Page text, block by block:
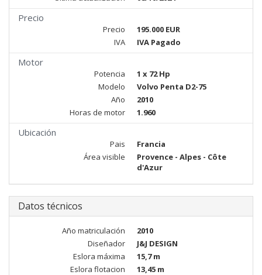
Precio
Precio
195.000 EUR
IVA
IVA Pagado
Motor
Potencia
1 x 72 Hp
Modelo
Volvo Penta D2-75
Año
2010
Horas de motor
1.960
Ubicación
Pais
Francia
Área visible
Provence - Alpes - Côte
d'Azur
Datos técnicos
Año matriculación
2010
Diseñador
J&J DESIGN
Eslora máxima
15,7 m
Eslora flotacion
13,45 m